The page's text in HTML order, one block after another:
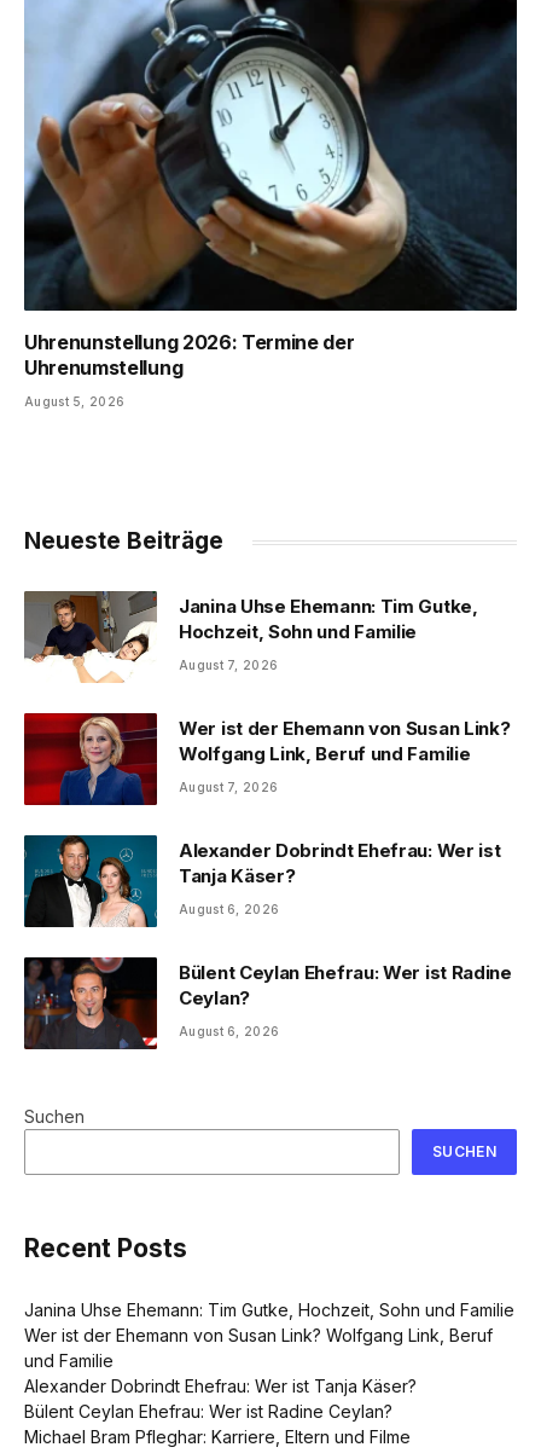
Uhrenunstellung 2026: Termine der
Uhrenumstellung
August 5, 2026
Neueste Beiträge
Janina Uhse Ehemann: Tim Gutke,
Hochzeit, Sohn und Familie
August 7, 2026
Wer ist der Ehemann von Susan Link?
Wolfgang Link, Beruf und Familie
August 7, 2026
Alexander Dobrindt Ehefrau: Wer ist
Tanja Käser?
August 6, 2026
Bülent Ceylan Ehefrau: Wer ist Radine
Ceylan?
August 6, 2026
Suchen
SUCHEN
Recent Posts
Janina Uhse Ehemann: Tim Gutke, Hochzeit, Sohn und Familie
Wer ist der Ehemann von Susan Link? Wolfgang Link, Beruf
und Familie
Alexander Dobrindt Ehefrau: Wer ist Tanja Käser?
Bülent Ceylan Ehefrau: Wer ist Radine Ceylan?
Michael Bram Pfleghar: Karriere, Eltern und Filme